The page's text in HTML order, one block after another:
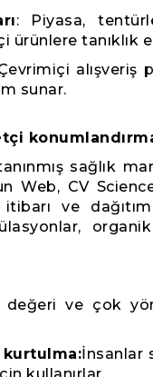
: Piyasa,
ürünlere tanıklık
alışveriş
sunar.
sağlık
Web, CV
ve
değeri ve çok
İnsanlar